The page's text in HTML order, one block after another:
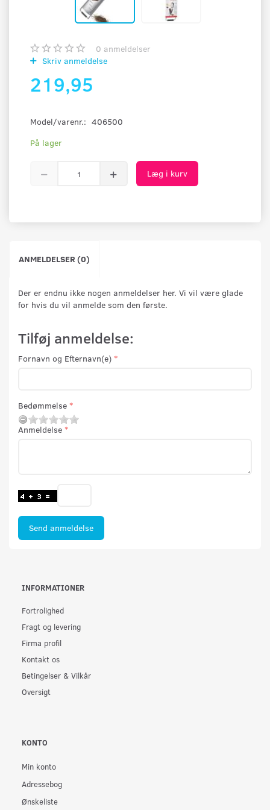
0 anmeldelser
Skriv anmeldelse
219,95
Model/varenr.: 406500
På lager
Læg i kurv
ANMELDELSER (0)
Der er endnu ikke nogen anmeldelser her. Vi vil være glade
for hvis du vil anmelde som den første.
Tilføj anmeldelse:
Fornavn og Efternavn(e)
Bedømmelse
Anmeldelse
Send anmeldelse
INFORMATIONER
Fortrolighed
Fragt og levering
Firma profil
Kontakt os
Betingelser & Vilkår
Oversigt
KONTO
Min konto
Adressebog
Ønskeliste